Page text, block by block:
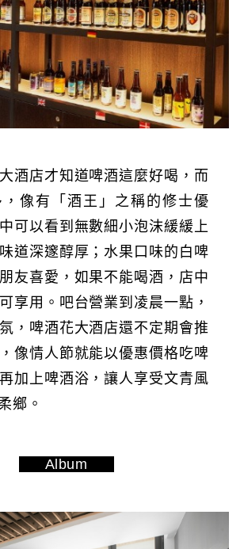
酒店才知道啤酒這麼好喝，而
像有「酒王」之稱的修士優
可以看到無數細小泡沫緩緩上
道深邃醇厚；水果口味的白啤
友喜愛，如果不能喝酒，店中
享用。吧台營業到凌晨一點，
，啤酒花大酒店還不定期會推
像情人節就能以優惠價格吃啤
加上啤酒浴，讓人享受文青風
鄉。
Album